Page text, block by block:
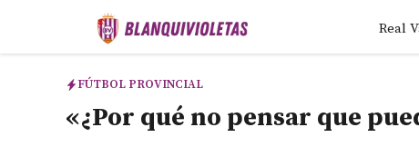
Real
FÚTBOL PROVINCIAL
«¿Por qué no pensar que